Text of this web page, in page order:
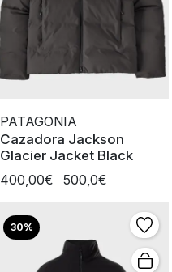
PATAGONIA
Cazadora Jackson
Glacier Jacket Black
400,00€
500,0€
30%